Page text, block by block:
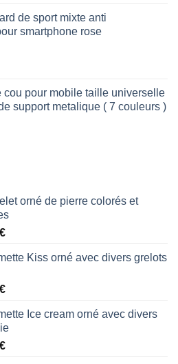
de sport mixte anti
smartphone rose
cou pour mobile taille universelle
support metalique ( 7 couleurs )
orné de pierre colorés et
Le
actuel
19,00€.
Kiss orné avec divers grelots
Le
actuel
est :
19,00€.
Ice cream orné avec divers
Le